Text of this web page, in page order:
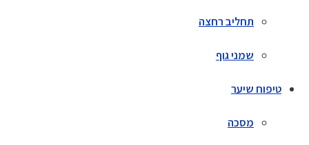
תחליב רחצה
שמני גוף
טיפוח שיער
מסכה